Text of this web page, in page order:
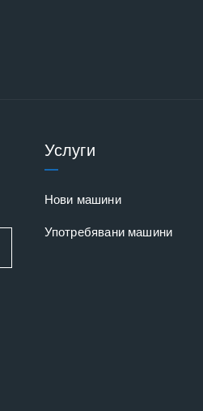
Услуги
Нови машини
Употребявани машини